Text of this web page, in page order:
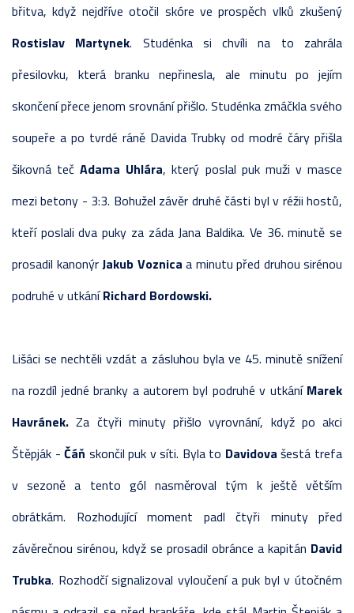
břitva, když nejdříve otočil skóre ve prospěch vlků zkušený
Rostislav Martynek. Studénka si chvíli na to zahrála
přesilovku, která branku nepřinesla, ale minutu po jejím
skončení přece jenom srovnání přišlo. Studénka zmáčkla svého
soupeře a po tvrdé ráně Davida Trubky od modré čáry přišla
šikovná teč Adama Uhlára, který poslal puk muži v masce
mezi betony - 3:3. Bohužel závěr druhé části byl v réžii hostů,
kteří poslali dva puky za záda Jana Baldika. Ve 36. minutě se
prosadil kanonýrJakub Voznica a minutu před druhou sirénou
podruhé v utkáníRichard Bordowski.
Lišáci se nechtěli vzdát a zásluhou byla ve 45. minutě snížení
na rozdíl jedné branky a autorem byl podruhé v utkání Marek
Havránek. Za čtyři minuty přišlo vyrovnání, když po akci
Štěpják -Čáň skončil puk v síti. Byla to Davidova šestá trefa
v sezoně a tento gól nasměroval tým k ještě větším
obrátkám. Rozhodující moment padl čtyři minuty před
závěrečnou sirénou, když se prosadil obránce a kapitán David
Trubka. Rozhodčí signalizoval vyloučení a puk byl v útočném